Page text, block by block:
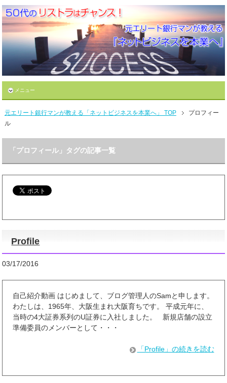
メニュー
元エリート銀行マンが教える「ネットビジネスを本業へ」 TOP
プロフィー
ル
「プロフィール」タグの記事一覧
Profile
03/17/2016
自己紹介動画 はじめまして、ブログ管理人のSamと申します。
わたしは、1965年、大阪生まれ大阪育ちです。 平成元年に、
当時の4大証券系列のU証券に入社しました。 新規店舗の設立
準備委員のメンバーとして・・・
「Profile」の続きを読む